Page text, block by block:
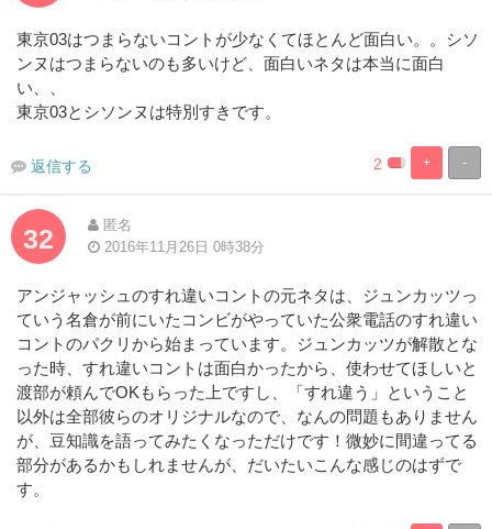
東京03はつまらないコントが少なくてほとんど面白い。。シソ
ンヌはつまらないのも多いけど、面白いネタは本当に面白
い、、
東京03とシソンヌは特別すきです。
-
+
2
返信する
32
匿名
2016年11月26日 0時38分
アンジャッシュのすれ違いコントの元ネタは、ジュンカッツっ
ていう名倉が前にいたコンビがやっていた公衆電話のすれ違い
コントのパクリから始まっています。ジュンカッツが解散とな
った時、すれ違いコントは面白かったから、使わせてほしいと
渡部が頼んでOKもらった上ですし、「すれ違う」ということ
以外は全部彼らのオリジナルなので、なんの問題もありません
が、豆知識を語ってみたくなっただけです！微妙に間違ってる
部分があるかもしれませんが、だいたいこんな感じのはずで
す。